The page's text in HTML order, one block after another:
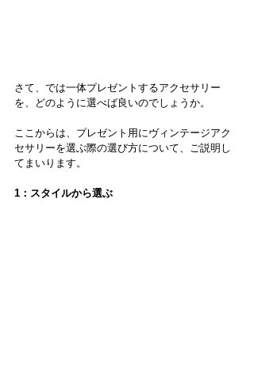
さて、では一体プレゼントするアクセサリー
を、どのように選べば良いのでしょうか。
ここからは、プレゼント用にヴィンテージアク
セサリーを選ぶ際の選び方について、ご説明し
てまいります。
1：スタイルから選ぶ